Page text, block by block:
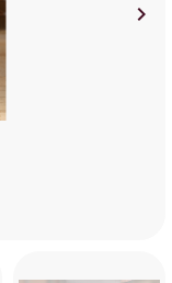
keyboard_arrow_right